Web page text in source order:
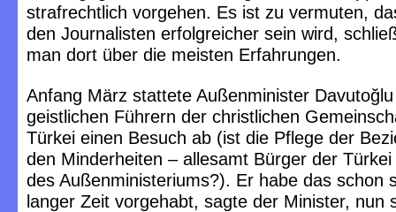
strafrechtlich vorgehen. Es ist zu vermuten,
den Journalisten erfolgreicher sein wird,
man dort über die meisten Erfahrungen.
Anfang März stattete Außenminister
geistlichen Führern der christlichen
Türkei einen Besuch ab (ist die Pflege der
den Minderheiten – allesamt Bürger der
des Außenministeriums?). Er habe das schon
langer Zeit vorgehabt, sagte der Minister, nun